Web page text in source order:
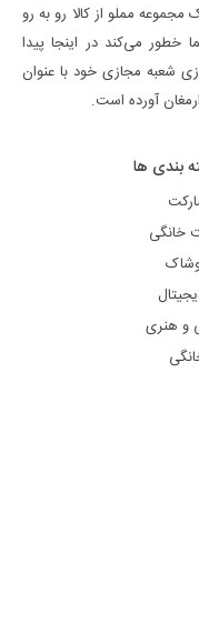
مملو از کالا رو به رو
خطور می‌کند در اینجا پیدا
شعبه مجازی خود با عنوان
آورده است.
بندی ها
خانگی
و هنری